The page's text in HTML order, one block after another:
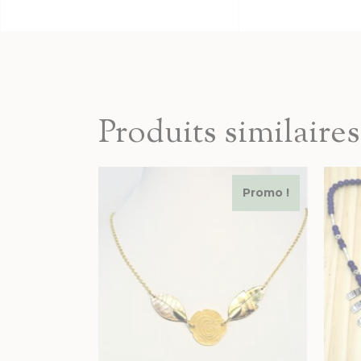
Produits similaires
Promo !